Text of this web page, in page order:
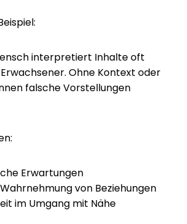
interpretiert Inhalte oft
Ohne Kontext oder
falsche Vorstellungen
Erwartungen
von Beziehungen
im Umgang mit Nähe